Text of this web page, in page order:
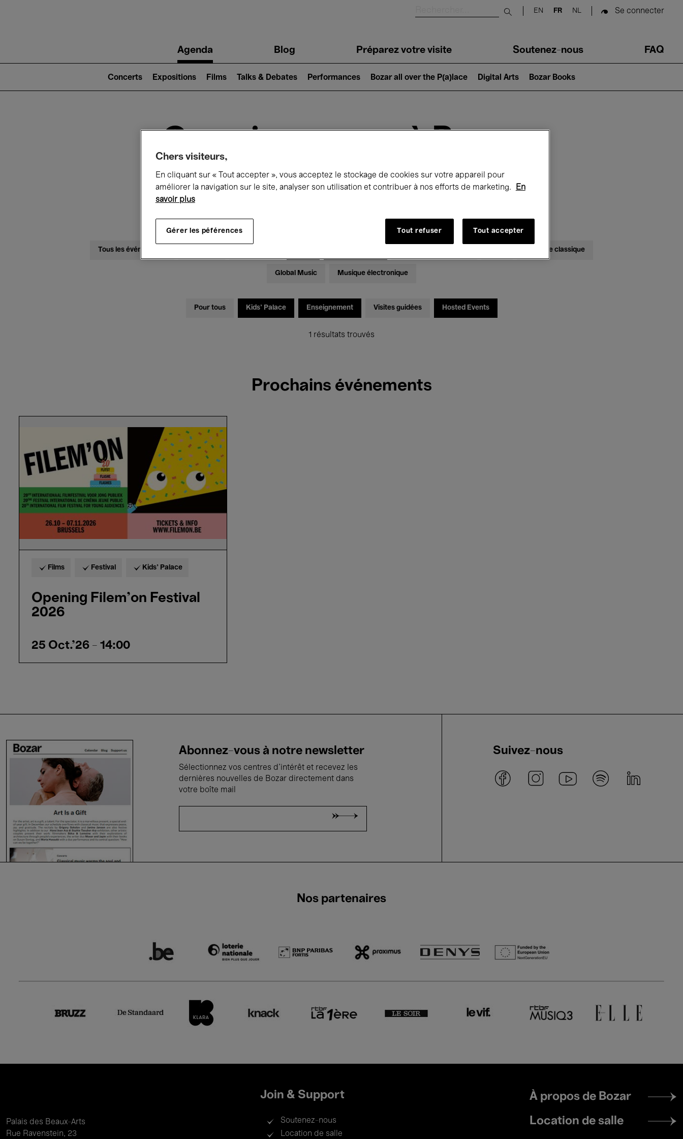
Submit search
EN FR NL Se connecter
navigationAgenda Blog Préparez votre visite Soutenez-nous FAQ
2)
Concerts Expositions Films Talks & Debates Performances Bozar all over the P(a)lace Digital Arts Bozar Books
Ce qui se passe à Bozar
Aujourd'hui Prochains 7 jours Octobre
Jeudi 01 - Samedi 31 Octobre 2026
Tous les événements Musique classique
Global Music Musique électronique
Pour tous Kids’ Palace Enseignement Visites guidées Hosted Events
1 résultats trouvés
Prochains événements
Films Festival Kids’ Palace
Opening Filem'on Festival
2026
25 Oct.'26 - 14:00
Abonnez-vous à notre newsletter
Sélectionnez vos centres d'intérêt et recevez les
dernières nouvelles de Bozar directement dans
votre boîte mail
Suivez-nous
Nos partenaires
Palais des Beaux-Arts
Rue Ravenstein, 23
Join & Support
Soutenez-nous
Location de salle
Footer
menu
À propos de Bozar
Location de salle
Chers visiteurs,
En cliquant sur « Tout accepter », vous acceptez le stockage de cookies sur votre appareil pour
améliorer la navigation sur le site, analyser son utilisation et contribuer à nos efforts de marketing.
En
savoir plus
Gérer les péférences Tout refuser Tout accepter